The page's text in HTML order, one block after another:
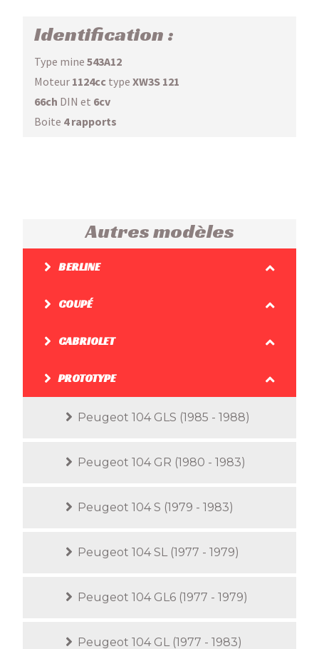
Identification :
Type mine 543A12
Moteur 1124cc type XW3S 121
66ch DIN et 6cv
Boite 4 rapports
Autres modèles
BERLINE
COUPÉ
CABRIOLET
PROTOTYPE
Peugeot 104 GLS (1985 - 1988)
Peugeot 104 GR (1980 - 1983)
Peugeot 104 S (1979 - 1983)
Peugeot 104 SL (1977 - 1979)
Peugeot 104 GL6 (1977 - 1979)
Peugeot 104 GL (1977 - 1983)